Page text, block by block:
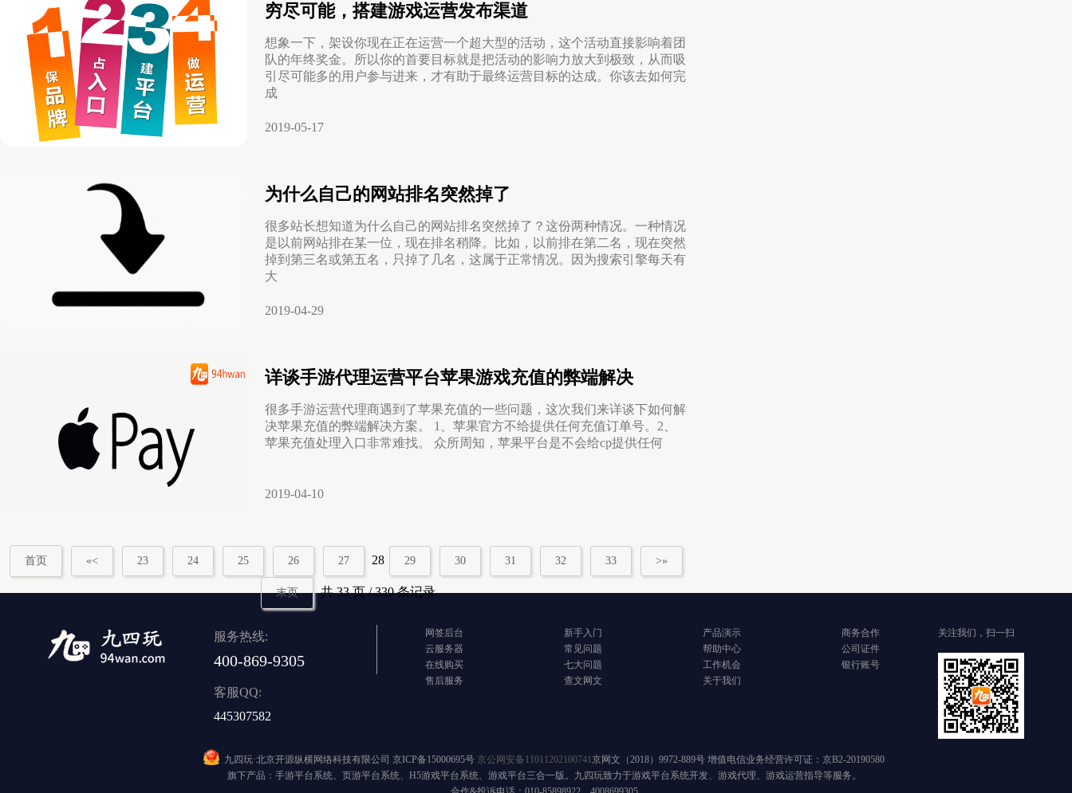
穷尽可能，搭建游戏运营发布渠道
想象一下，架设你现在正在运营一个超大型的活动，这个活动直接影响着团
队的年终奖金。所以你的首要目标就是把活动的影响力放大到极致，从而吸
引尽可能多的用户参与进来，才有助于最终运营目标的达成。你该去如何完
成
2019-05-17
为什么自己的网站排名突然掉了
很多站长想知道为什么自己的网站排名突然掉了？这份两种情况。一种情况
是以前网站排在某一位，现在排名稍降。比如，以前排在第二名，现在突然
掉到第三名或第五名，只掉了几名，这属于正常情况。因为搜索引擎每天有
大
2019-04-29
详谈手游代理运营平台苹果游戏充值的弊端解决
很多手游运营代理商遇到了苹果充值的一些问题，这次我们来详谈下如何解
决苹果充值的弊端解决方案。 1、苹果官方不给提供任何充值订单号。2、
苹果充值处理入口非常难找。 众所周知，苹果平台是不会给cp提供任何
2019-04-10
首页 «< 23 24 25 26 27 28 29 30 31 32 33 >»
末页 共 33 页 / 330 条记录
服务热线:
400-869-9305
客服QQ:
445307582
网签后台
云服务器
在线购买
售后服务
新手入门
常见问题
七大问题
查文网文
产品演示
帮助中心
工作机会
关于我们
商务合作
公司证件
银行账号
关注我们，扫一扫
九四玩·北京开源纵横网络科技有限公司 京ICP备15000695号 京公网安备11011202100741京网文（2018）9972-889号 增值电信业务经营许可证：京B2-20190580
旗下产品：手游平台系统、页游平台系统、H5游戏平台系统、游戏平台三合一版。九四玩致力于游戏平台系统开发、游戏代理、游戏运营指导等服务。